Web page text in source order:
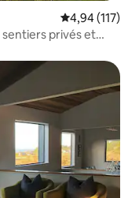
Évaluation
4,94 (117)
privés et